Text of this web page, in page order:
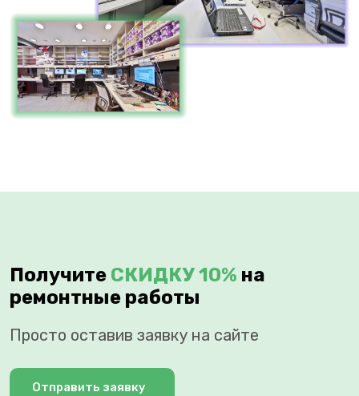
Получите СКИДКУ 10% на
ремонтные работы
Просто оставив заявку на сайте
Отправить заявку